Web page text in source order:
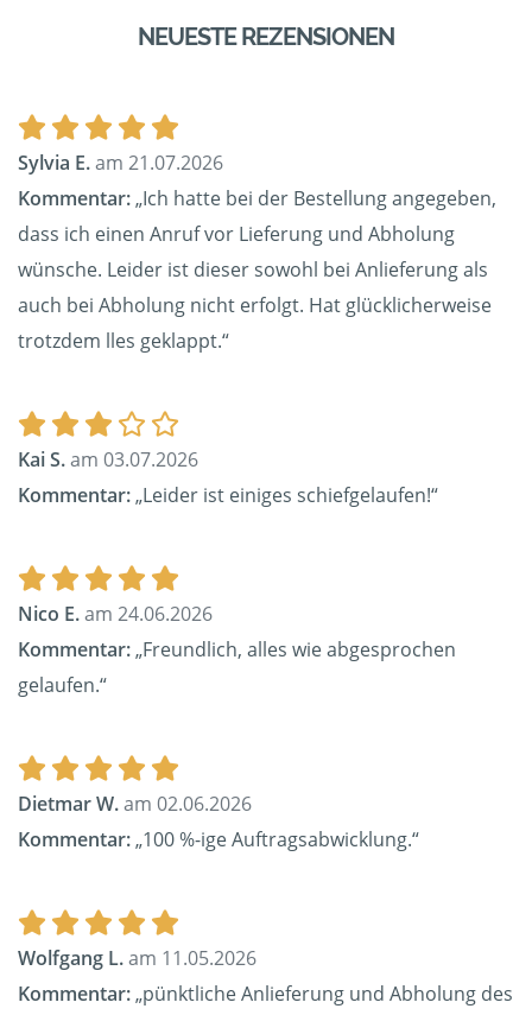
NEUESTE REZENSIONEN
Sylvia E.am 21.07.2026
Kommentar:„Ich hatte bei der Bestellung angegeben,
dass ich einen Anruf vor Lieferung und Abholung
wünsche. Leider ist dieser sowohl bei Anlieferung als
auch bei Abholung nicht erfolgt. Hat glücklicherweise
trotzdem lles geklappt.“
Kai S.am 03.07.2026
Kommentar:„Leider ist einiges schiefgelaufen!“
Nico E.am 24.06.2026
Kommentar:„Freundlich, alles wie abgesprochen
gelaufen.“
Dietmar W.am 02.06.2026
Kommentar:„100 %-ige Auftragsabwicklung.“
Wolfgang L.am 11.05.2026
Kommentar:„pünktliche Anlieferung und Abholung des